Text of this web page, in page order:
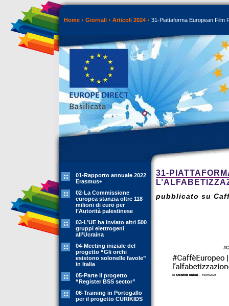
Home Giornali Articoli 2024 31-Piattaforma European Film
01-Rapporto annuale 2022
Erasmus+
02-La Commissione
europea stanzia oltre 118
milioni di euro per
l’Autorità palestinese
03-L’UE ha inviato altri 500
gruppi elettrogeni
all’Ucraina
04-Meeting iniziale del
progetto “Gli orchi
esistono solonelle favole”
in Italia
05-Parte il progetto
“Register BSS sector”
06-Training in Portogallo
per il progetto CURIKIDS
31-
pubblicato su